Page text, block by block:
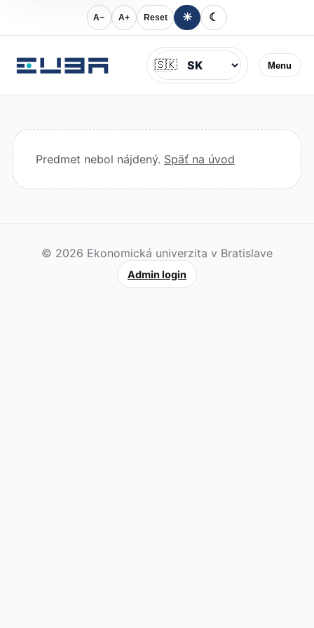
A− A+ Reset ☀ ☾
Menu
Jazyk
🇸🇰
Predmet nebol nájdený. Späť na úvod
© 2026 Ekonomická univerzita v Bratislave
Admin login